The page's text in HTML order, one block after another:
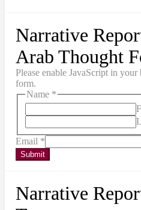
Narrative
Arab Thought
Please enable JavaScript in
form.
Name *
Email *
Submit
Narrative